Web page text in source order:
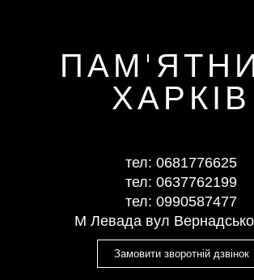
ХАРКІВ
тел: ‎0681776625
тел: ‎0637762199
тел: ‎‎0990587477
М Левада вул
Замовити зворотній дзвінок